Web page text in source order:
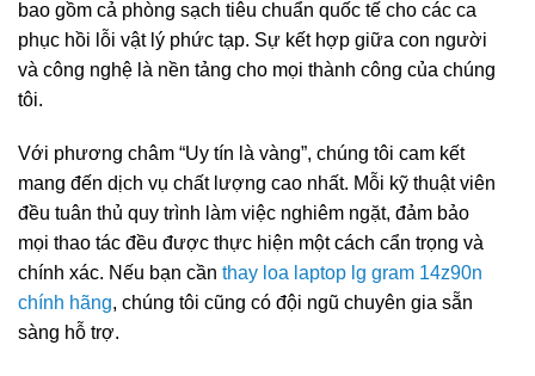
bao gồm cả phòng sạch tiêu chuẩn quốc tế cho các ca
phục hồi lỗi vật lý phức tạp. Sự kết hợp giữa con người
và công nghệ là nền tảng cho mọi thành công của chúng
tôi.
Với phương châm “Uy tín là vàng”, chúng tôi cam kết
mang đến dịch vụ chất lượng cao nhất. Mỗi kỹ thuật viên
đều tuân thủ quy trình làm việc nghiêm ngặt, đảm bảo
mọi thao tác đều được thực hiện một cách cẩn trọng và
chính xác. Nếu bạn cần thay loa laptop lg gram 14z90n
chính hãng, chúng tôi cũng có đội ngũ chuyên gia sẵn
sàng hỗ trợ.